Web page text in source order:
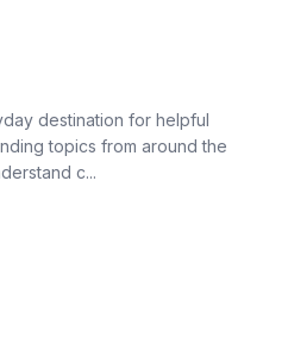
destination for helpful
topics from around the
c...